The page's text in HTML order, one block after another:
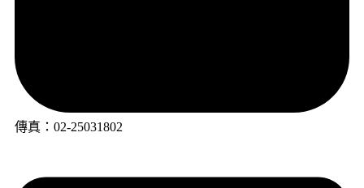
傳真：02-25031802